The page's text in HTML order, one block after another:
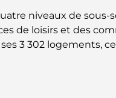
niveaux de
de loisirs et des
3 302 logements,